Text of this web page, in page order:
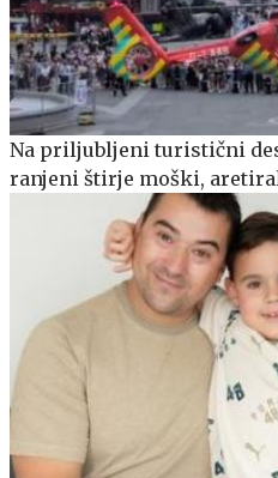
Na priljubljeni turistični
ranjeni štirje moški,